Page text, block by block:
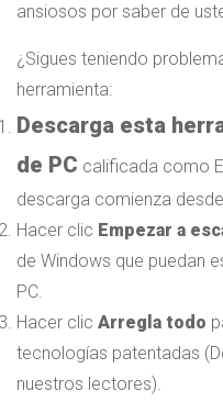
ansiosos por saber de
¿Sigues teniendo
herramienta:
Descarga esta
de PC calificada como
descarga comienza
Hacer clic Empezar a
de Windows que puedan
PC.
Hacer clic Arregla todo
tecnologías patentadas
nuestros lectores).